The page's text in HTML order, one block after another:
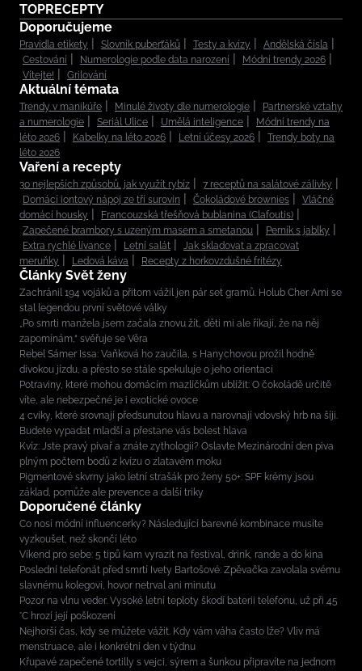
TOPRECEPTY
Doporučujeme
Pravidla etikety Slovník puberťáků Testy a kvízy
Andělská čísla
Cestování
Numerologie podle data narození
Módní trendy 2026
Vítejte!
Grilování
Aktuální témata
Trendy v manikúře Minulé životy dle numerologie
Partnerské vztahy
a numerologie
Seriál Ulice Umělá inteligence
Módní trendy na
léto 2026
Kabelky na léto 2026 Letní účesy 2026
Trendy boty na
léto 2026
Vaření a recepty
30 nejlepších způsobů, jak využít rybíz
7 receptů na salátové zálivky
Domácí iontový nápoj ze tří surovin
Čokoládové brownies
Vláčné
domácí housky
Francouzská třešňová bublanina (Clafoutis)
Zapečené brambory s uzeným masem a smetanou
Perník s jablky
Extra rychlé lívance
Letní salát
Jak skladovat a zpracovat
meruňky
Ledová káva Recepty z horkovzdušné fritézy
Články Svět ženy
Zachránil 194 vojáků a přitom vážil jen pár set gramů. Holub Cher Ami se
stal legendou první světové války
„Po smrti manžela jsem začala znovu žít, děti mi ale říkají, že na něj
zapomínám,“ svěřuje se Věra
Rebel Sámer Issa: Vaňková ho zaučila, s Hanychovou prožil hodně
divokou jízdu, a přesto se stále spekuluje o jeho orientaci
Potraviny, které mohou domácím mazlíčkům ublížit: O čokoládě určitě
víte, ale nebezpečné je i exotické ovoce
4 cviky, které srovnají předsunutou hlavu a narovnají vdovský hrb na šíji.
Budete vypadat mladší a přestane vás bolest hlava
Kvíz: Jste pravý pivař a znáte zythologii? Oslavte Mezinárodní den piva
plným počtem bodů z kvízu o zlatavém moku
Pigmentové skvrny jako letní strašák pro ženy 50+: SPF krémy jsou
základ, pomůže ale prevence a další triky
Doporučené články
Co nosí módní influencerky? Následující barevné kombinace musíte
vyzkoušet, než skončí léto
Víkend pro sebe: 5 tipů kam vyrazit na festival, drink, rande a do kina
Poslední telefonát před smrtí Ivety Bartošové: Zpěvačka zavolala svému
slavnému kolegovi, hovor netrval ani minutu
Pozor na vlnu veder. Vysoké letní teploty škodí baterii telefonu, už při 45
°C hrozí její poškození
Nejhorší čas, kdy se můžete vážit. Kdy vám váha často lže? Vliv má
menstruace, ale i konkrétní den v týdnu
Křupavé zapečené tortilly s vejci, sýrem a šunkou připravíte na jednom